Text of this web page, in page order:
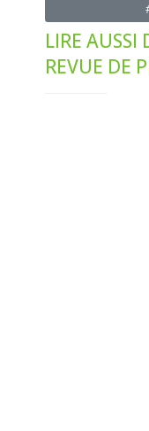
LIRE AUSSI
REVUE DE